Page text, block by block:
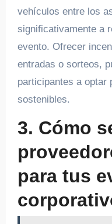
vehículos entre los
significativamente a
evento. Ofrecer
entradas o sorteos,
participantes a optar
sostenibles.
3. Cómo
para tus